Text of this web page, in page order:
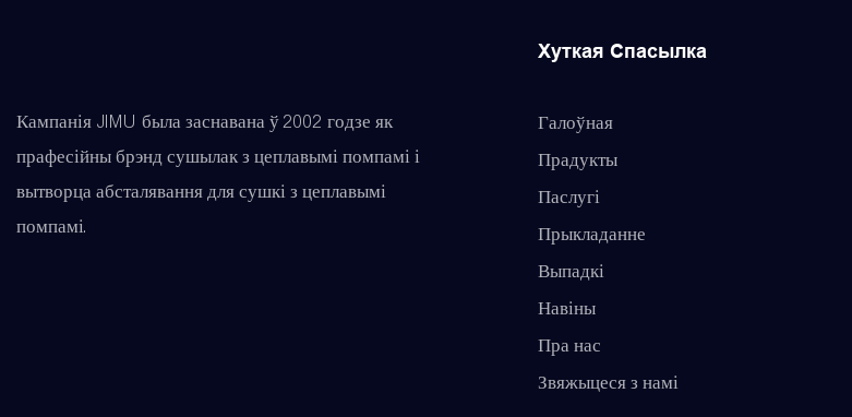
Кампанія JIMU была заснавана ў 2002 годзе як
прафесійны брэнд сушылак з цеплавымі помпамі і
вытворца абсталявання для сушкі з цеплавымі
помпамі.
Хуткая Спасылка
Галоўная
Прадукты
Паслугі
Прыкладанне
Выпадкі
Навіны
Пра нас
Звяжыцеся з намі